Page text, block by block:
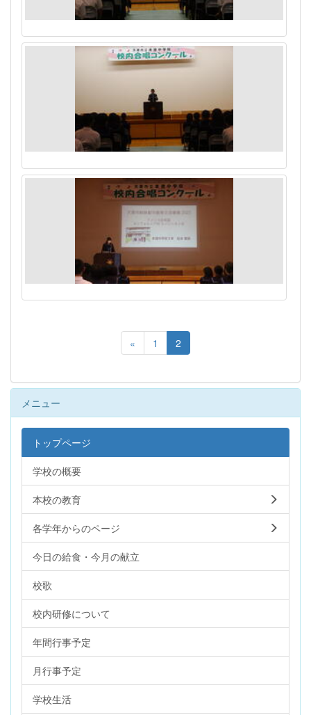
« 1 2
メニュー
トップページ
学校の概要
本校の教育
各学年からのページ
今日の給食・今月の献立
校歌
校内研修について
年間行事予定
月行事予定
学校生活